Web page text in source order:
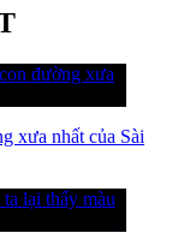
xưa nhất của Sài